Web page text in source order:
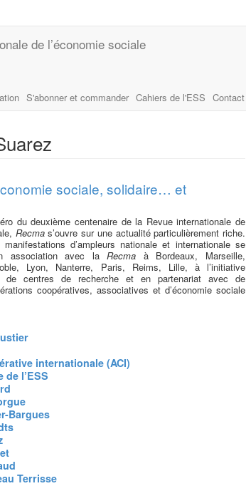
de l’économie sociale
S'abonner et commander Cahiers de l'ESS Contact
sociale, solidaire… et
du deuxième centenaire de la Revue internationale de
Recmas’ouvre sur une actualité particulièrement riche.
manifestations d’ampleurs nationale et internationale se
association avec laRecma à Bordeaux, Marseille,
Lyon, Nanterre, Paris, Reims, Lille, à l’initiative
de centres de recherche et en partenariat avec de
coopératives, associatives et d’économie sociale
internationale (ACI)
de l’ESS
Bargues
Terrisse